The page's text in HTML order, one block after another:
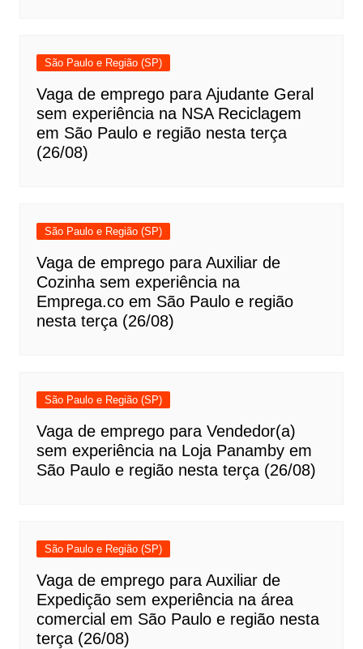
São Paulo e Região (SP)
Vaga de emprego para Ajudante Geral
sem experiência na NSA Reciclagem
em São Paulo e região nesta terça
(26/08)
São Paulo e Região (SP)
Vaga de emprego para Auxiliar de
Cozinha sem experiência na
Emprega.co em São Paulo e região
nesta terça (26/08)
São Paulo e Região (SP)
Vaga de emprego para Vendedor(a)
sem experiência na Loja Panamby em
São Paulo e região nesta terça (26/08)
São Paulo e Região (SP)
Vaga de emprego para Auxiliar de
Expedição sem experiência na área
comercial em São Paulo e região nesta
terça (26/08)